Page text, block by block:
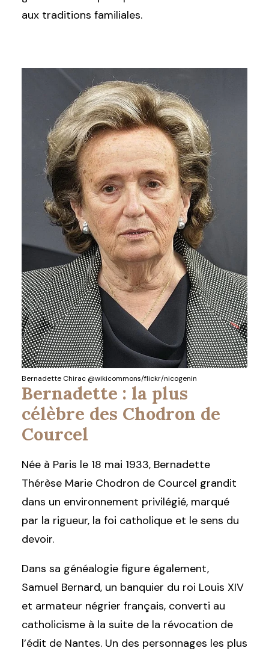
aux traditions familiales.
Bernadette Chirac @wikicommons/flickr/nicogenin
Bernadette : la plus
célèbre des Chodron de
Courcel
Née à Paris le 18 mai 1933, Bernadette
Thérèse Marie Chodron de Courcel grandit
dans un environnement privilégié, marqué
par la rigueur, la foi catholique et le sens du
devoir.
Dans sa généalogie figure également,
Samuel Bernard, un banquier du roi Louis XIV
et armateur négrier français, converti au
catholicisme à la suite de la révocation de
l’édit de Nantes. Un des personnages les plus